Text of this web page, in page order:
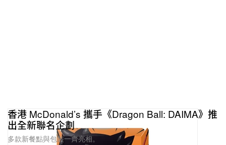
香港 McDonald’s 攜手《Dragon Ball: DAIMA》推
出全新聯名企劃
多款新餐點與包裝一齊亮相。